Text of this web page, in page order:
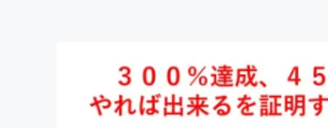
アート・写真
テクノロジー・ガジェット